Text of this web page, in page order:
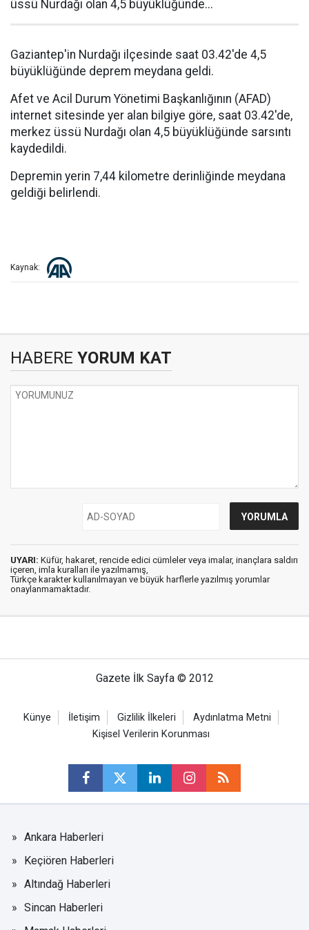
üssü Nurdağı olan 4,5 büyüklüğünde...
Gaziantep'in Nurdağı ilçesinde saat 03.42'de 4,5
büyüklüğünde deprem meydana geldi.
Afet ve Acil Durum Yönetimi Başkanlığının (AFAD)
internet sitesinde yer alan bilgiye göre, saat 03.42'de,
merkez üssü Nurdağı olan 4,5 büyüklüğünde sarsıntı
kaydedildi.
Depremin yerin 7,44 kilometre derinliğinde meydana
geldiği belirlendi.
Kaynak:
HABERE YORUM KAT
UYARI: Küfür, hakaret, rencide edici cümleler veya imalar, inançlara saldırı
içeren, imla kuralları ile yazılmamış,
Türkçe karakter kullanılmayan ve büyük harflerle yazılmış yorumlar
onaylanmamaktadır.
Gazete İlk Sayfa © 2012
Künye İletişim Gizlilik İlkeleri
Aydınlatma Metni
Kişisel Verilerin Korunması
Ankara Haberleri
Keçiören Haberleri
Altındağ Haberleri
Sincan Haberleri